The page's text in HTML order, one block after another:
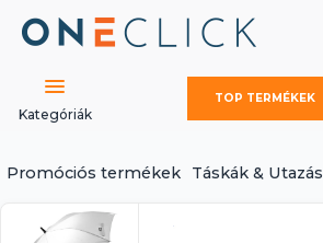
Kategóriák
TOP TERMÉKEK
Promóciós termékek Táskák & Utazás